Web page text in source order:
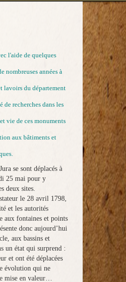
l'aide de quelques
nombreuses années à
lavoirs du département
de recherches dans les
vie de ces monuments
aux bâtiments et
se sont déplacés à
25 mai pour y
deux sites.
le 28 avril 1798,
et les autorités
aux fontaines et points
donc aujourd’hui
aux bassins et
un état qui surprend :
et ont été déplacées
évolution qui ne
mise en valeur…